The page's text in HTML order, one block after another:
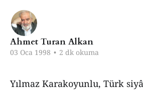
Ahmet Turan Alkan
03 Oca 1998 • 2 dk okuma
Yılmaz Karakoyunlu, Türk